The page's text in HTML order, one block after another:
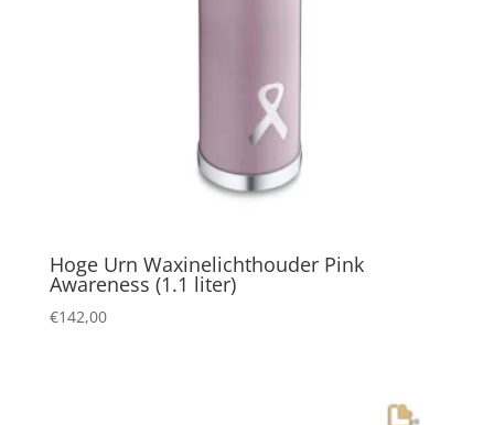
Hoge Urn Waxinelichthouder Pink
Awareness (1.1 liter)
€142,00